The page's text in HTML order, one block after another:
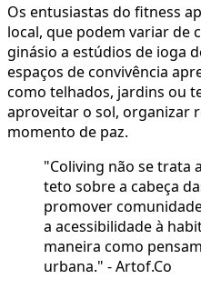
Os entusiastas do fitness
local, que podem variar de
ginásio a estúdios de ioga
espaços de convivência
como telhados, jardins ou
aproveitar o sol, organizar
momento de paz.
"Coliving não se trata
teto sobre a cabeça
promover
a acessibilidade à
maneira como
urbana." - Artof.Co